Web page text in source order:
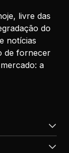
livre das
do
notícias
de fornecer
a